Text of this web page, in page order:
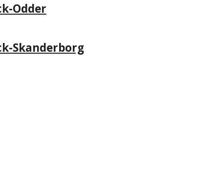
Odder
Skanderborg